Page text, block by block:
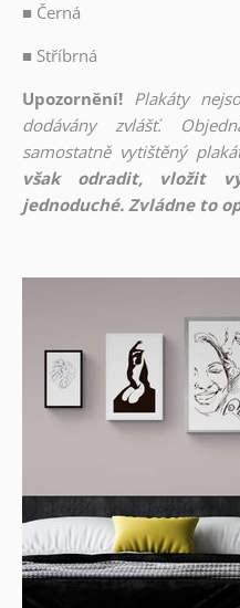
■ Černá
■ Stříbrná
Upozornění! Plakáty
dodávány zvlášť.
samostatně vytištěný
však odradit, vložit
jednoduché. Zvládne to